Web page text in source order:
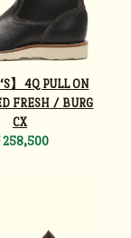
】 4Q PULL ON
FRESH / BURG
CX
258,500